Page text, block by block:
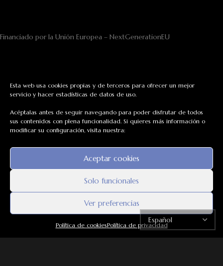
Esta web usa cookies propias y de terceros para ofrecer un mejor
servicio y hacer estadísticas de datos de uso.
Acéptalas antes de seguir navegando para poder disfrutar de todos
sus contenidos con plena funcionalidad. Si quieres más información o
modificar su configuración, visita nuestra:
Aceptar cookies
Solo funcionales
Ver preferencias
Política de cookiesPolítica de privacidad
Financiado por la Unión Europea – NextGenerationEU
ENVÍO
GRATUITO